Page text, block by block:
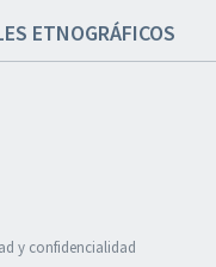
ETNOGRÁFICOS
y confidencialidad